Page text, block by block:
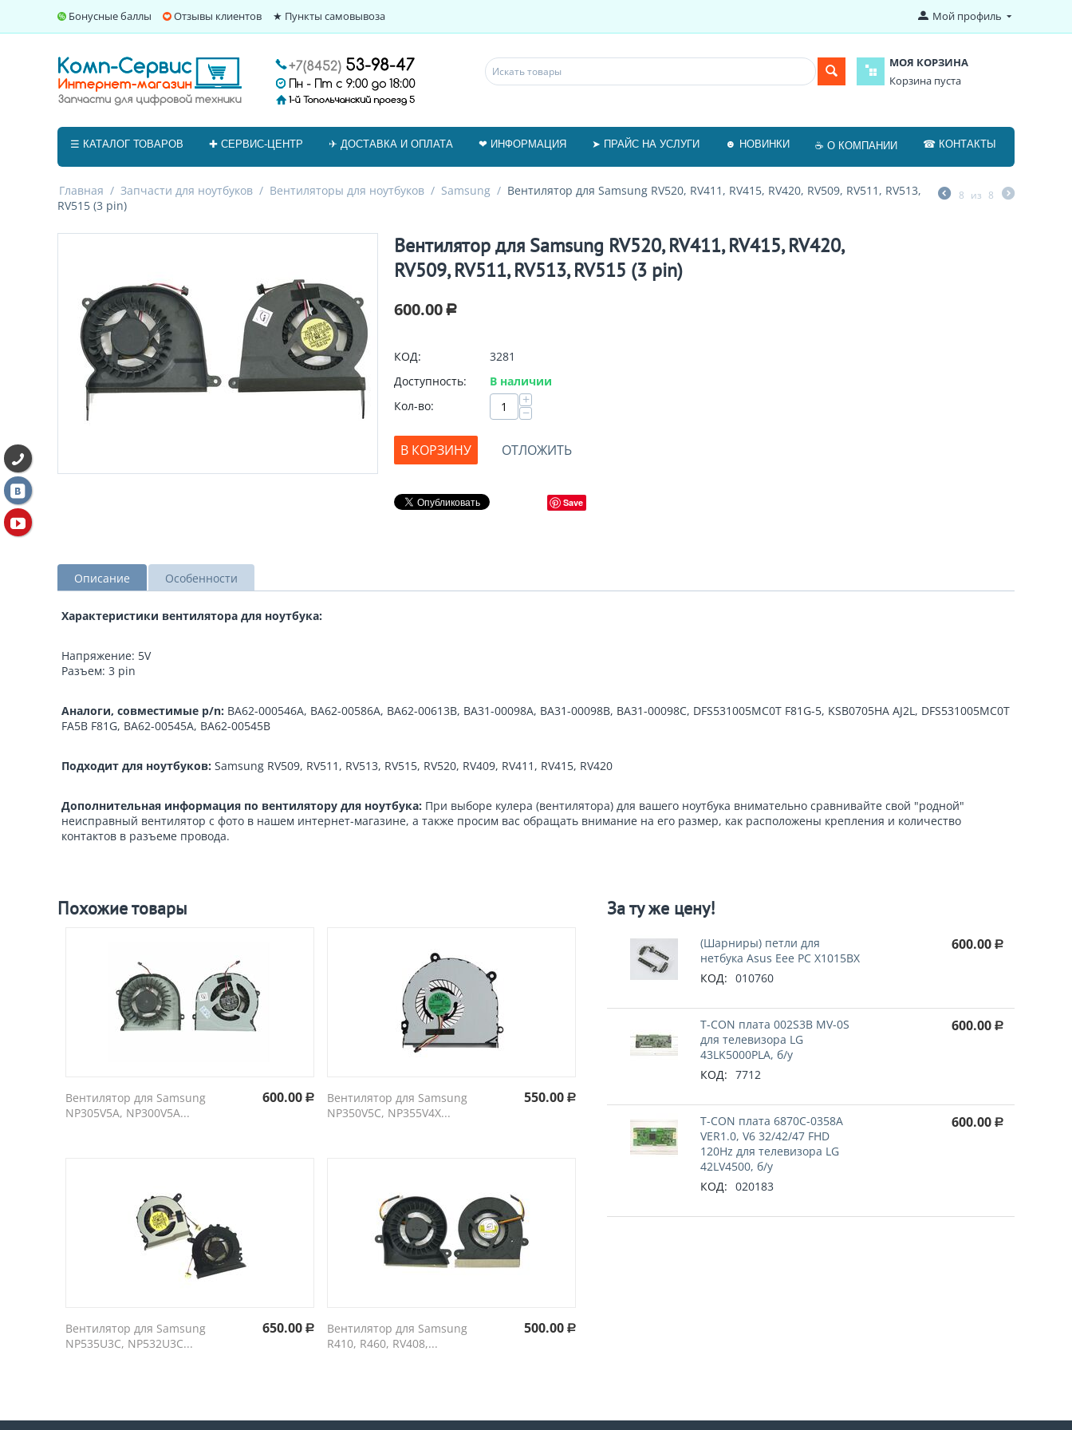
Бонусные баллы Отзывы клиентов ★ Пункты самовывоза Мой профиль
МОЯ КОРЗИНА
Корзина пуста
☰ КАТАЛОГ ТОВАРОВ ✚ СЕРВИС-ЦЕНТР ✈ ДОСТАВКА И ОПЛАТА ❤ ИНФОРМАЦИЯ ➤ ПРАЙС НА УСЛУГИ ☻ НОВИНКИ ☕ О КОМПАНИИ ☎ КОНТАКТЫ
Главная / Запчасти для ноутбуков / Вентиляторы для ноутбуков / Samsung / Вентилятор для Samsung RV520, RV411, RV415, RV420, RV509, RV511, RV513,
RV515 (3 pin)
8 из 8
Вентилятор для Samsung RV520, RV411, RV415, RV420,
RV509, RV511, RV513, RV515 (3 pin)
600.00 Р
КОД:
3281
Доступность:
В наличии
Кол-во:
+
−
В КОРЗИНУ ОТЛОЖИТЬ
Save
Описание Особенности
Характеристики вентилятора для ноутбука:
Напряжение: 5V
Разъем: 3 pin
Аналоги, совместимые p/n: BA62-000546A, BA62-00586A, BA62-00613B, BA31-00098A, BA31-00098B, BA31-00098C, DFS531005MC0T F81G-5, KSB0705HA AJ2L, DFS531005MC0T
FA5B F81G, BA62-00545A, BA62-00545B
Подходит для ноутбуков: Samsung RV509, RV511, RV513, RV515, RV520, RV409, RV411, RV415, RV420
Дополнительная информация по вентилятору для ноутбука: При выборе кулера (вентилятора) для вашего ноутбука внимательно сравнивайте свой "родной"
неисправный вентилятор с фото в нашем интернет-магазине, а также просим вас обращать внимание на его размер, как расположены крепления и количество
контактов в разъеме провода.
Похожие товары
Вентилятор для Samsung
NP305V5A, NP300V5A...
600.00 Р
Вентилятор для Samsung
NP350V5C, NP355V4X...
550.00 Р
Вентилятор для Samsung
NP535U3C, NP532U3C...
650.00 Р
Вентилятор для Samsung
R410, R460, RV408,...
500.00 Р
За ту же цену!
(Шарниры) петли для
нетбука Asus Eee PC X1015BX
КОД: 010760
600.00 Р
T-СON плата 002S3B MV-0S
для телевизора LG
43LK5000PLA, б/у
КОД: 7712
600.00 Р
T-СON плата 6870C-0358A
VER1.0, V6 32/42/47 FHD
120Hz для телевизора LG
42LV4500, б/у
КОД: 020183
600.00 Р